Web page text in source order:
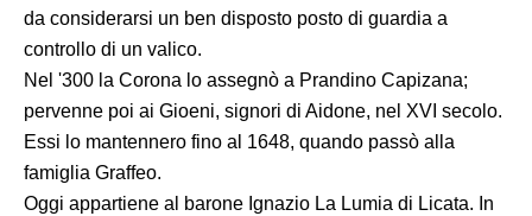
da considerarsi un ben disposto posto di guardia a
controllo di un valico.
Nel '300 la Corona lo assegnò a Prandino Capizana;
pervenne poi ai Gioeni, signori di Aidone, nel XVI secolo.
Essi lo mantennero fino al 1648, quando passò alla
famiglia Graffeo.
Oggi appartiene al barone Ignazio La Lumia di Licata. In